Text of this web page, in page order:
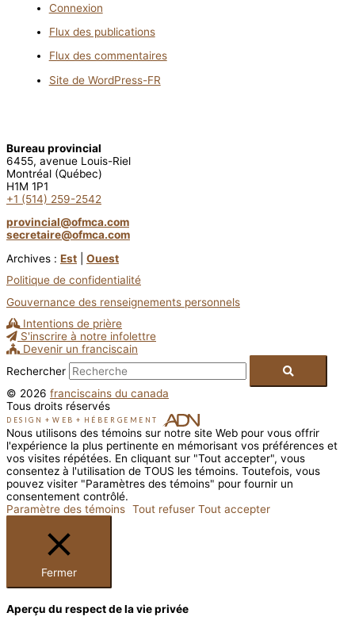
Connexion
Flux des publications
Flux des commentaires
Site de WordPress-FR
Bureau provincial
6455, avenue Louis-Riel
Montréal (Québec)
H1M 1P1
+1 (514) 259-2542
provincial@ofmca.com
secretaire@ofmca.com
Archives : Est
Ouest
Politique de confidentialité
Gouvernance des renseignements personnels
Intentions de prière
S'inscrire à notre infolettre
Devenir un franciscain
Rechercher
© 2026 franciscains du canada
Tous droits réservés
DESIGN + WEB + HÉBERGEMENT
Nous utilisons des témoins sur notre site Web pour vous offrir
l'expérience la plus pertinente en mémorisant vos préférences et
vos visites répétées. En cliquant sur "Tout accepter", vous
consentez à l'utilisation de TOUS les témoins. Toutefois, vous
pouvez visiter "Paramètres des témoins" pour fournir un
consentement contrôlé.
Paramètre des témoins Tout refuser Tout accepter
Fermer
Aperçu du respect de la vie privée